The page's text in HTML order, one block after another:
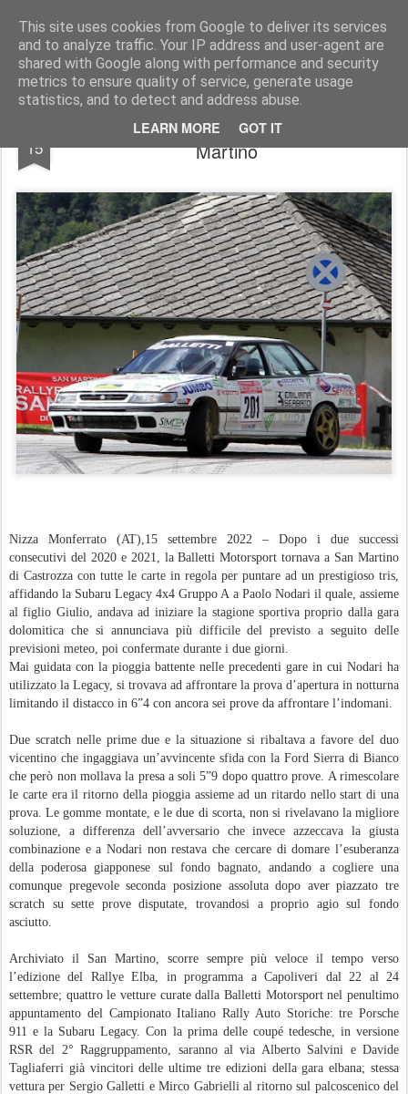
This site uses cookies from Google to deliver its services
and to analyze traffic. Your IP address and user-agent are
shared with Google along with performance and security
metrics to ensure quality of service, generate usage
statistics, and to detect and address abuse.
LEARN MORE GOT IT
AutoMotoCorse. Motorsport Random News 280912
15
Balletti Motorsport sul podio a San
Martino
Nizza Monferrato (AT),15 settembre 2022 – Dopo i due successi
consecutivi del 2020 e 2021, la Balletti Motorsport tornava a San Martino
di Castrozza con tutte le carte in regola per puntare ad un prestigioso tris,
affidando la Subaru Legacy 4x4 Gruppo A a Paolo Nodari il quale, assieme
al figlio Giulio, andava ad iniziare la stagione sportiva proprio dalla gara
dolomitica che si annunciava più difficile del previsto a seguito delle
previsioni meteo, poi confermate durante i due giorni.
Mai guidata con la pioggia battente nelle precedenti gare in cui Nodari ha
utilizzato la Legacy, si trovava ad affrontare la prova d’apertura in notturna
limitando il distacco in 6”4 con ancora sei prove da affrontare l’indomani.
Due scratch nelle prime due e la situazione si ribaltava a favore del duo
vicentino che ingaggiava un’avvincente sfida con la Ford Sierra di Bianco
che però non mollava la presa a soli 5”9 dopo quattro prove. A rimescolare
le carte era il ritorno della pioggia assieme ad un ritardo nello start di una
prova. Le gomme montate, e le due di scorta, non si rivelavano la migliore
soluzione, a differenza dell’avversario che invece azzeccava la giusta
combinazione e a Nodari non restava che cercare di domare l’esuberanza
della poderosa giapponese sul fondo bagnato, andando a cogliere una
comunque pregevole seconda posizione assoluta dopo aver piazzato tre
scratch su sette prove disputate, trovandosi a proprio agio sul fondo
asciutto.
Archiviato il San Martino, scorre sempre più veloce il tempo verso
l’edizione del Rallye Elba, in programma a Capoliveri dal 22 al 24
settembre; quattro le vetture curate dalla Balletti Motorsport nel penultimo
appuntamento del Campionato Italiano Rally Auto Storiche: tre Porsche
911 e la Subaru Legacy. Con la prima delle coupé tedesche, in versione
RSR del 2° Raggruppamento, saranno al via Alberto Salvini e Davide
Tagliaferri già vincitori delle ultime tre edizioni della gara elbana; stessa
vettura per Sergio Galletti e Mirco Gabrielli al ritorno sul palcoscenico del